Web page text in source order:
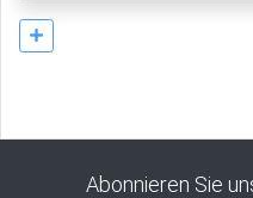
Abonnieren Sie